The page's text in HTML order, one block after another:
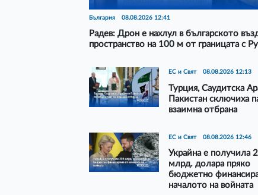
България 08.08.2026 12:41
Радев: Дрон е нахлул в българското
пространство на 100 м от границата с
ЕС и Свят 08.08.2026 12:13
Турция, Саудитска
Пакистан сключиха
взаимна отбрана
ЕС и Свят 08.08.2026 12:46
Украйна е получила
млрд. долара пряко
бюджетно
началото на войната